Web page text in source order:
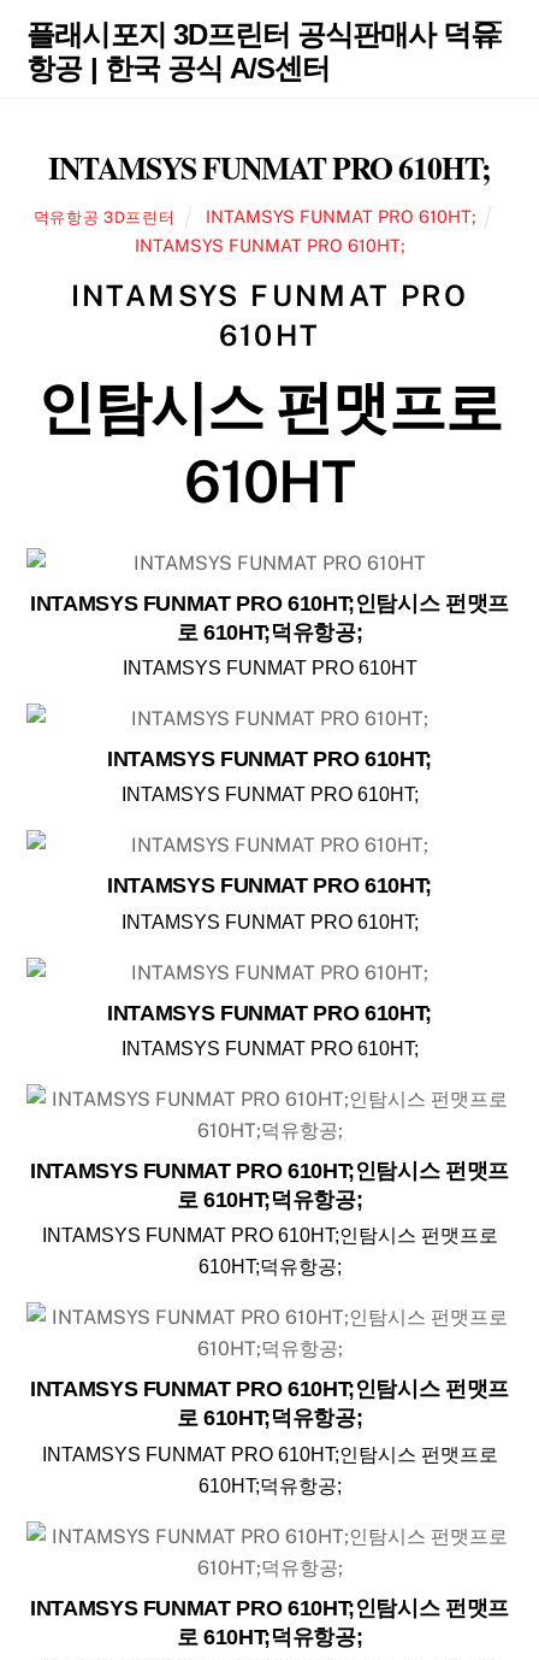
content
플래시포지 3D프린터 공식판매사 덕유
항공 | 한국 공식 A/S센터
INTAMSYS FUNMAT PRO 610HT;
덕유항공 3D프린터
INTAMSYS FUNMAT PRO 610HT;
INTAMSYS FUNMAT PRO 610HT;
INTAMSYS FUNMAT PRO
610HT
인탐시스 펀맷프로
610HT
INTAMSYS FUNMAT PRO 610HT;인탐시스 펀맷프
로 610HT;덕유항공;
INTAMSYS FUNMAT PRO 610HT
INTAMSYS FUNMAT PRO 610HT;
INTAMSYS FUNMAT PRO 610HT;
INTAMSYS FUNMAT PRO 610HT;
INTAMSYS FUNMAT PRO 610HT;
INTAMSYS FUNMAT PRO 610HT;
INTAMSYS FUNMAT PRO 610HT;
INTAMSYS FUNMAT PRO 610HT;인탐시스 펀맷프
로 610HT;덕유항공;
INTAMSYS FUNMAT PRO 610HT;인탐시스 펀맷프로
610HT;덕유항공;
INTAMSYS FUNMAT PRO 610HT;인탐시스 펀맷프
로 610HT;덕유항공;
INTAMSYS FUNMAT PRO 610HT;인탐시스 펀맷프로
610HT;덕유항공;
INTAMSYS FUNMAT PRO 610HT;인탐시스 펀맷프
로 610HT;덕유항공;